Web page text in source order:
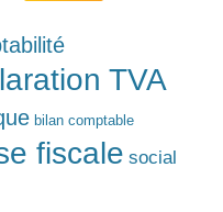
TVA
bilan comptable
fiscale social